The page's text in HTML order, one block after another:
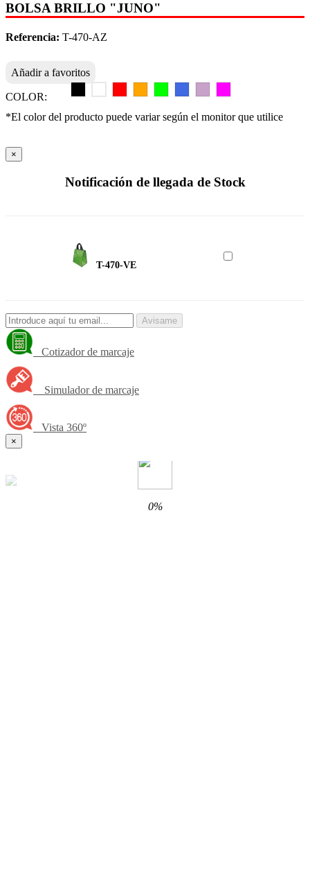
BOLSA BRILLO "JUNO"
Referencia: T-470-AZ
Añadir a favoritos
COLOR:
*El color del producto puede variar según el monitor que utilice
×
Notificación de llegada de Stock
T-470-VE
Avisame
Cotizador de marcaje
Simulador de marcaje
Vista 360º
×